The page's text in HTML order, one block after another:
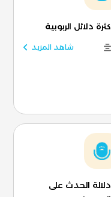
كثرة دلائل الربوبية
شاهد المزيد
دلالة الحدث على